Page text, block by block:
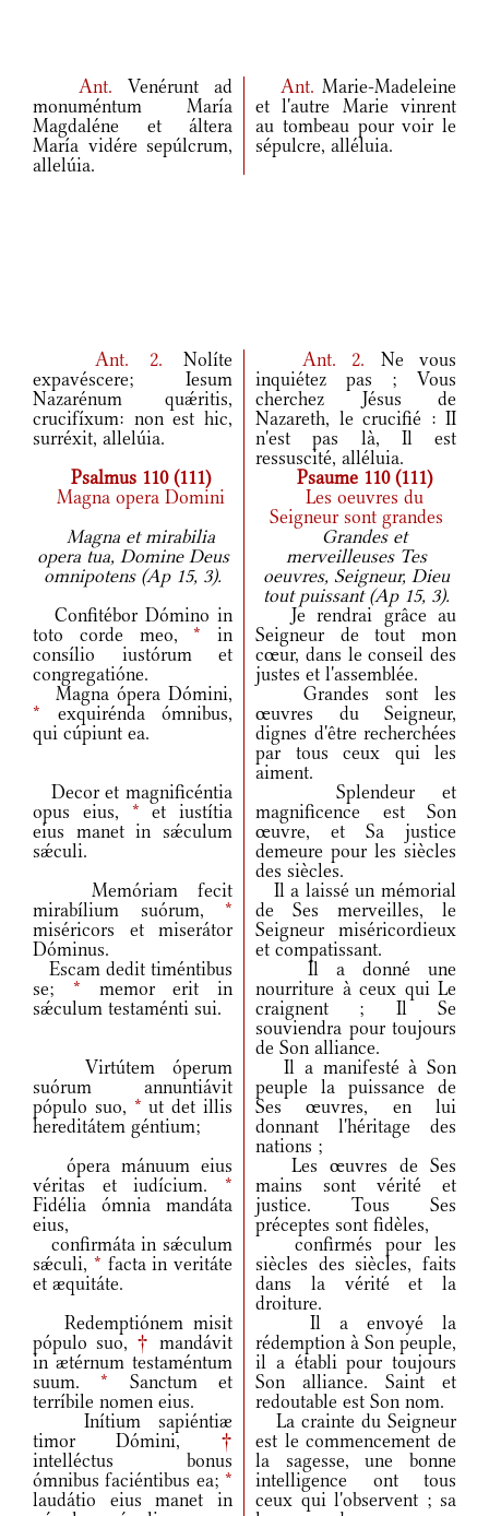
Ant. Venérunt ad
monuméntum María
Magdaléne et áltera
María vidére sepúlcrum,
allelúia.
Ant. Marie-Madeleine
et l'autre Marie vinrent
au tombeau pour voir le
sépulcre, alléluia.
Ant. 2. Nolíte
expavéscere; Iesum
Nazarénum quǽritis,
crucifíxum: non est hic,
surréxit, allelúia.
Ant. 2. Ne vous
inquiétez pas ; Vous
cherchez Jésus de
Nazareth, le crucifié : II
n'est pas là, Il est
ressuscité, alléluia.
Psalmus 110 (111)
Psaume 110 (111)
Magna opera Domini
Les oeuvres du
Seigneur sont grandes
Magna et mirabilia
opera tua, Domine Deus
omnipotens (Ap 15, 3).
Grandes et
merveilleuses Tes
oeuvres, Seigneur, Dieu
tout puissant (Ap 15, 3).
Confitébor Dómino in
toto corde meo,* in
consílio iustórum et
congregatióne.
Je rendrai grâce au
Seigneur de tout mon
cœur, dans le conseil des
justes et l'assemblée.
Magna ópera Dómini,
* exquirénda ómnibus,
qui cúpiunt ea.
Grandes sont les
œuvres du Seigneur,
dignes d'être recherchées
par tous ceux qui les
aiment.
Decor et magnificéntia
opus eius, * et iustítia
eius manet in sǽculum
sǽculi.
Splendeur et
magnificence est Son
œuvre, et Sa justice
demeure pour les siècles
des siècles.
Memóriam fecit
mirabílium suórum, *
miséricors et miserátor
Dóminus.
Il a laissé un mémorial
de Ses merveilles, le
Seigneur miséricordieux
et compatissant.
Escam dedit timéntibus
se; * memor erit in
sǽculum testaménti sui.
Il a donné une
nourriture à ceux qui Le
craignent ; Il Se
souviendra pour toujours
de Son alliance.
Virtútem óperum
suórum annuntiávit
pópulo suo, * ut det illis
hereditátem géntium;
Il a manifesté à Son
peuple la puissance de
Ses œuvres, en lui
donnant l'héritage des
nations ;
ópera mánuum eius
véritas et iudícium. *
Fidélia ómnia mandáta
eius,
Les œuvres de Ses
mains sont vérité et
justice. Tous Ses
préceptes sont fidèles,
confirmáta in sǽculum
sǽculi, * facta in veritáte
et æquitáte.
confirmés pour les
siècles des siècles, faits
dans la vérité et la
droiture.
Redemptiónem misit
pópulo suo, † mandávit
in ætérnum testaméntum
suum.* Sanctum et
terríbile nomen eius.
Il a envoyé la
rédemption à Son peuple,
il a établi pour toujours
Son alliance. Saint et
redoutable est Son nom.
Inítium sapiéntiæ
timor Dómini, †
intelléctus bonus
ómnibus faciéntibus ea; *
laudátio eius manet in
La crainte du Seigneur
est le commencement de
la sagesse, une bonne
intelligence ont tous
ceux qui l'observent ; sa